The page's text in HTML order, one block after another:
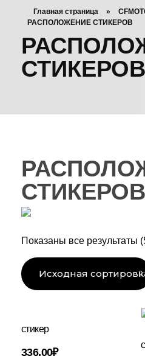
Главная страница »
РАСПОЛОЖЕНИЕ СТИКЕРОВ
СТИКЕРОВ
СТИКЕРОВ
Показаны все результаты
стикер
336.00₽